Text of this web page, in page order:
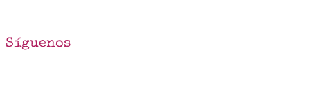
Síguenos